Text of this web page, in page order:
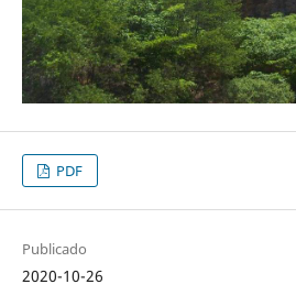
PDF
Publicado
2020-10-26